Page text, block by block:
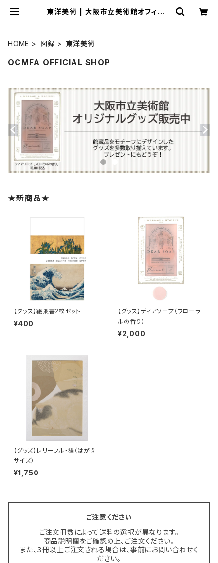
東洋美術 | 大阪市立美術館オフィシャ
HOME 図録 東洋美術
OCMFA OFFICIAL SHOP
★新商品★
【グッズ】絵葉書2枚セット
¥400
【グッズ】ディアソープ（フローラ
ルの香り）
¥2,000
【グッズ】レリーフル・猫（はがき
サイズ）
¥1,750
ご注意ください
ご注文冊数によって送料の選択が異なります。
商品説明欄をご確認の上、ご注文ください。
また、３冊以上ご注文される場合は、事前にお問い合わせく
ださい。